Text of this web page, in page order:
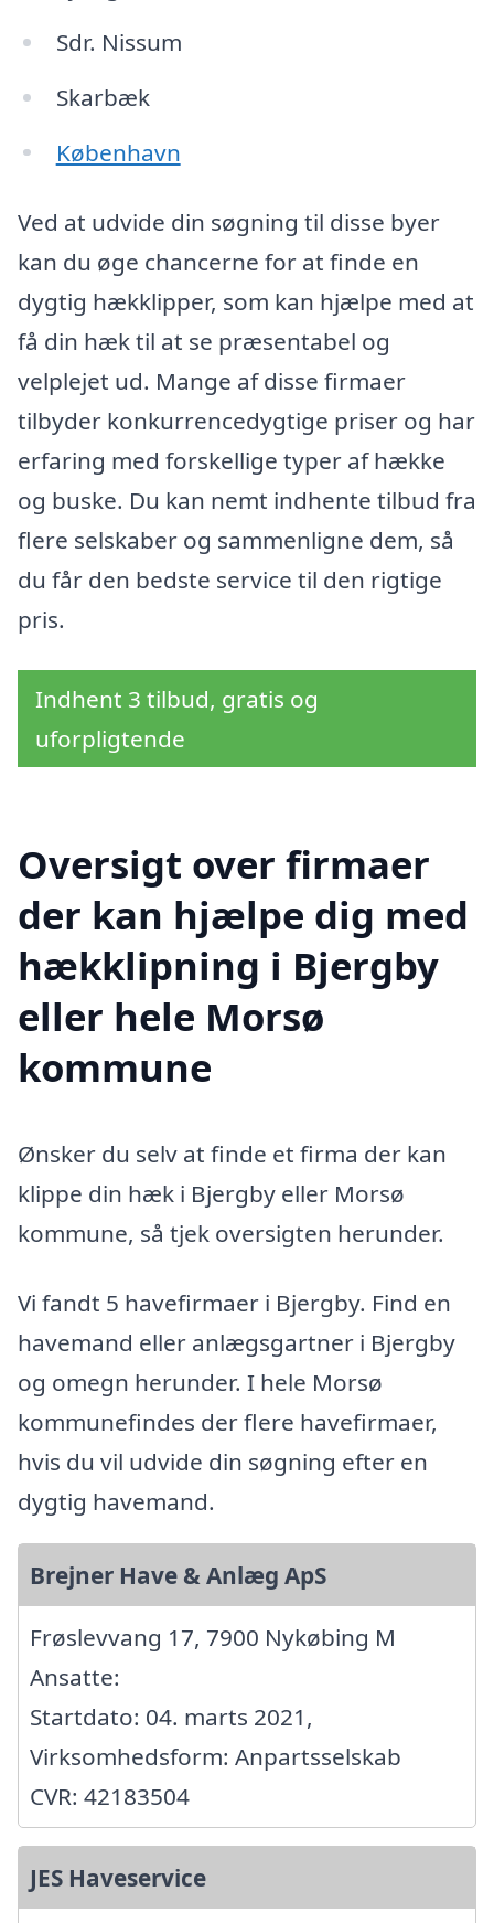
Sdr. Nissum
Skarbæk
København
Ved at udvide din søgning til disse byer
kan du øge chancerne for at finde en
dygtig hækklipper, som kan hjælpe med at
få din hæk til at se præsentabel og
velplejet ud. Mange af disse firmaer
tilbyder konkurrencedygtige priser og har
erfaring med forskellige typer af hække
og buske. Du kan nemt indhente tilbud fra
flere selskaber og sammenligne dem, så
du får den bedste service til den rigtige
pris.
Indhent 3 tilbud, gratis og
uforpligtende
Oversigt over firmaer
der kan hjælpe dig med
hækklipning i Bjergby
eller hele Morsø
kommune
Ønsker du selv at finde et firma der kan
klippe din hæk i Bjergby eller Morsø
kommune, så tjek oversigten herunder.
Vi fandt 5 havefirmaer i Bjergby. Find en
havemand eller anlægsgartner i Bjergby
og omegn herunder. I hele Morsø
kommunefindes der flere havefirmaer,
hvis du vil udvide din søgning efter en
dygtig havemand.
Brejner Have & Anlæg ApS
Frøslevvang 17, 7900 Nykøbing M
Ansatte:
Startdato: 04. marts 2021,
Virksomhedsform: Anpartsselskab
CVR: 42183504
JES Haveservice